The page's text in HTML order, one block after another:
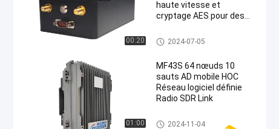
00:20
haute vitesse et
cryptage AES pour des
sécurisées
IP Mesh Network
2024-07-05
01:00
MF43S 64 nœuds 10
sauts AD mobile HOC
Réseau logiciel définie
Radio SDR Link
Réseau ad hoc
2024-11-04